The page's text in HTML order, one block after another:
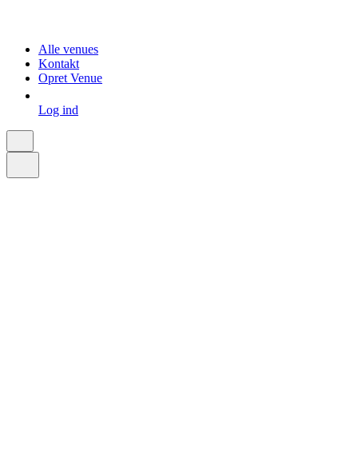
Alle venues
Kontakt
Opret Venue
Log ind